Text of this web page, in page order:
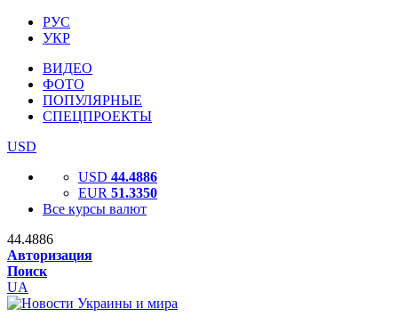
РУС
УКР
ВИДЕО
ФОТО
ПОПУЛЯРНЫЕ
СПЕЦПРОЕКТЫ
USD
USD 44.4886
EUR 51.3350
Все курсы валют
44.4886
Авторизация
Поиск
UA